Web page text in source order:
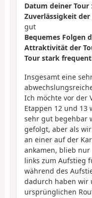
Datum deiner Tour
Zuverlässigkeit der
gut
Bequemes Folgen
Attraktivität der
Tour stark
Insgesamt eine
Ich möchte vor der
Etappen 12 und 13
sehr gut begehbar
gefolgt, aber als
an einer auf der
ankamen, blieb
links zum Aufstieg
während des
dadurch haben wir
ursprünglichen